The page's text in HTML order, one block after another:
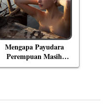
Mengapa Payudara
Perempuan Masih
Menjadi Objek Tabu?